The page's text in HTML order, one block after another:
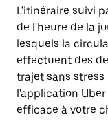
L'itinéraire suivi
de l'heure de la
lesquels la
effectuent des
trajet sans
l'application
efficace à votre